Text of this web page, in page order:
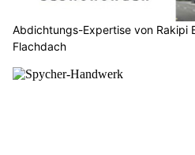
Abdichtungs-Expertise von Rakipi
Flachdach